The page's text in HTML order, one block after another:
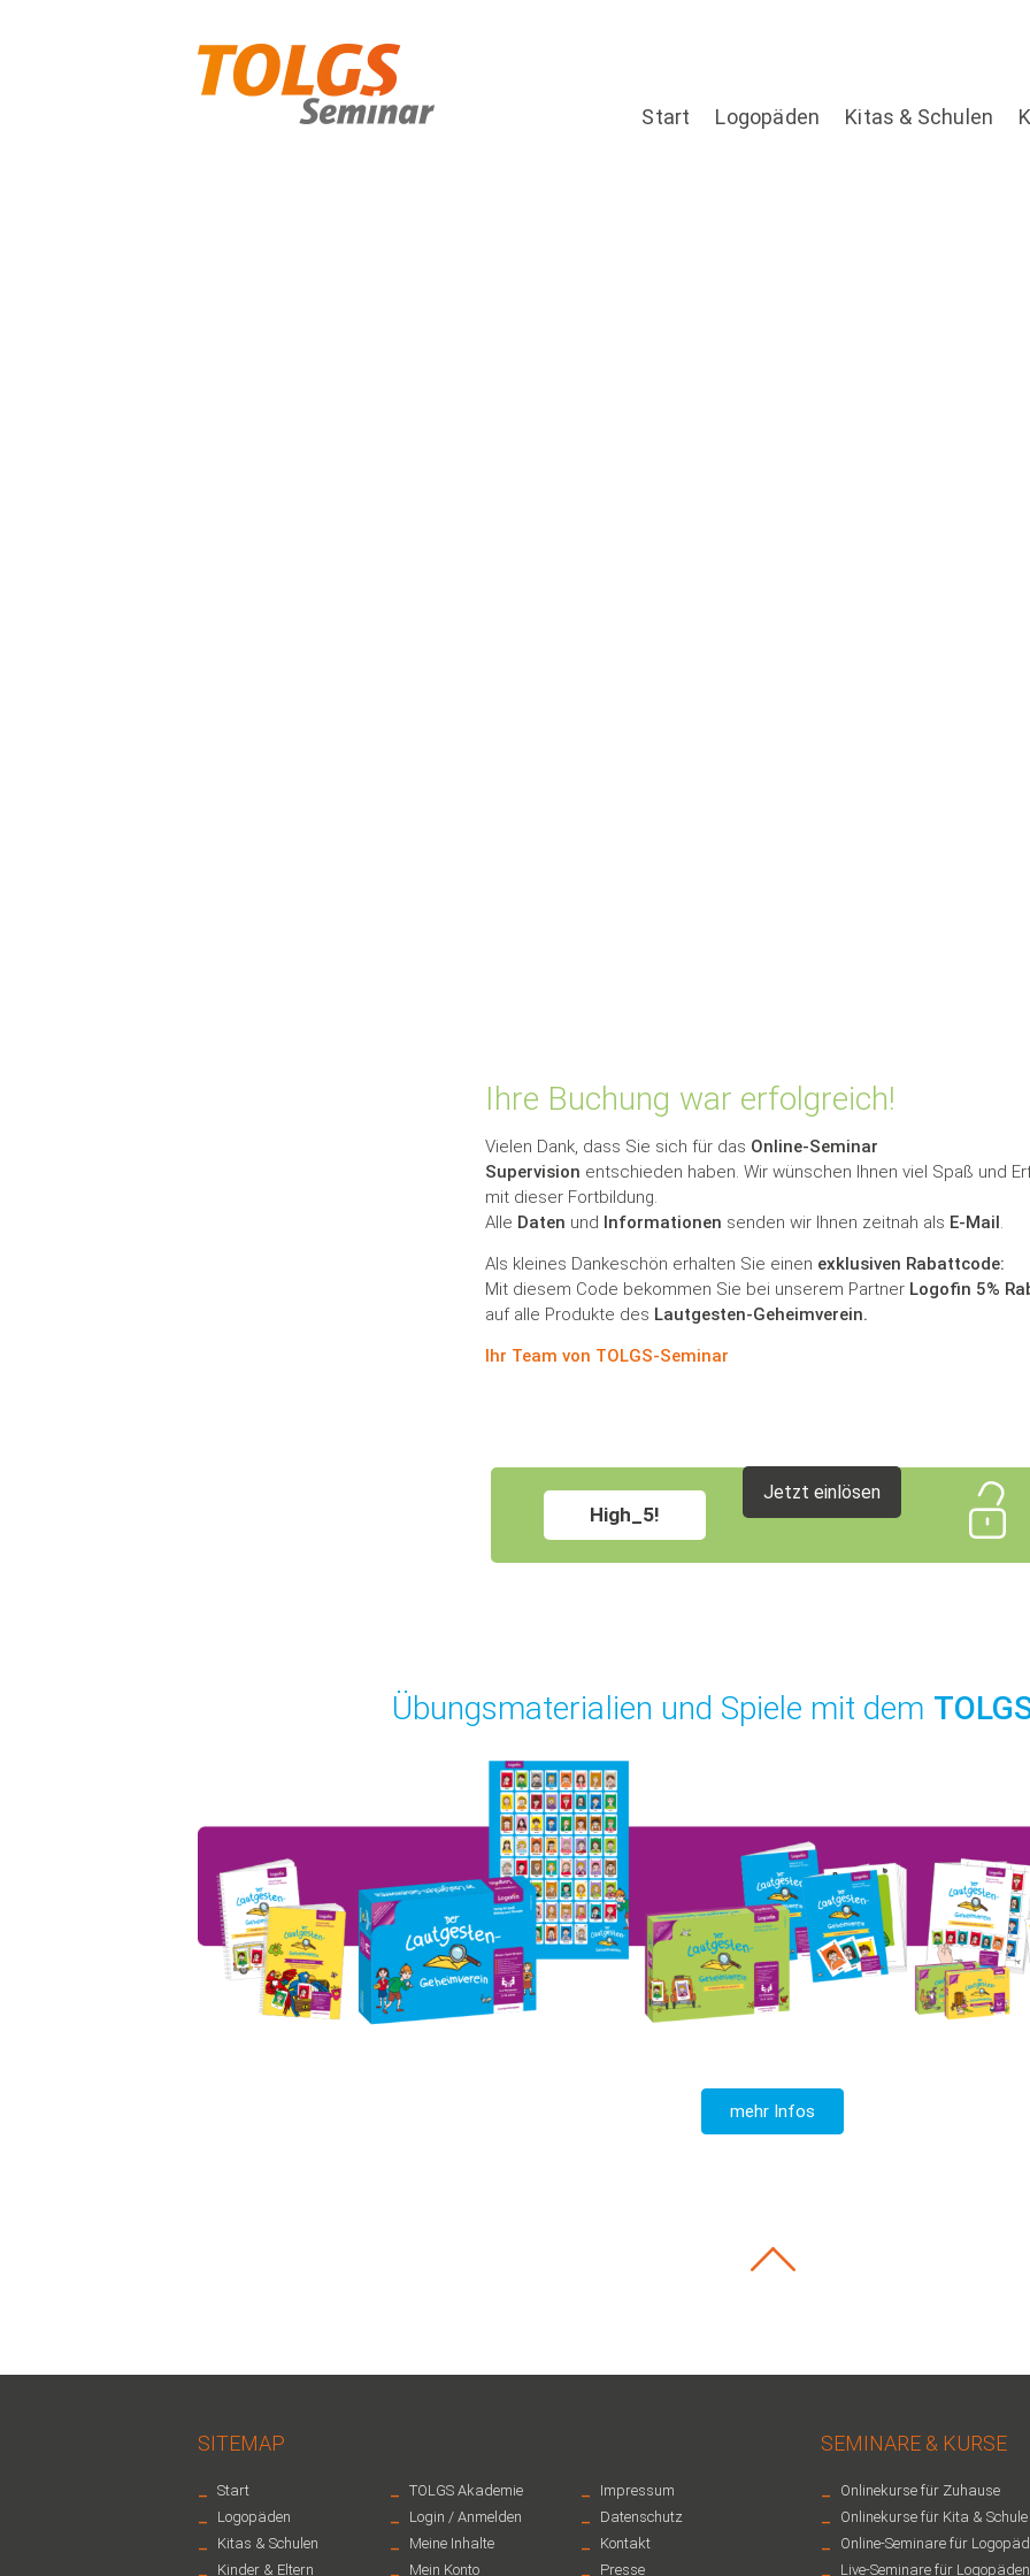
Start Logopäden Kitas & Schulen
Ihre Buchung war erfolgreich!
Vielen Dank, dass Sie sich für das Online-Seminar
Supervision entschieden haben. Wir wünschen Ihnen viel Spaß und
mit dieser Fortbildung.
Alle Daten und Informationen senden wir Ihnen zeitnah als E-Mail.
Als kleines Dankeschön erhalten Sie einen exklusiven Rabattcode:
Mit diesem Code bekommen Sie bei unserem Partner Logofin 5%
auf alle Produkte des Lautgesten-Geheimverein.
Ihr Team von TOLGS-Seminar
High_5!
Jetzt einlösen
Übungsmaterialien und Spiele mit dem
mehr Infos
SITEMAP
- Start
- Logopäden
- Kitas & Schulen
Kinder & Eltern
- TOLGS Akademie
- Login / Anmelden
- Meine Inhalte
Mein Konto
- Impressum
- Datenschutz
- Kontakt
Presse
SEMINARE & KURSE
- Onlinekurse für Zuhause
- Onlinekurse für Kita & Schule
- Online-Seminare für
Live-Seminare für Logopäden